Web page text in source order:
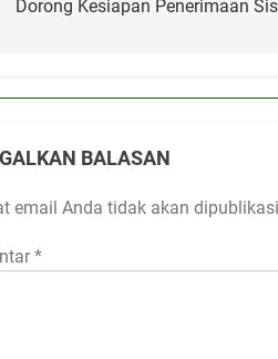
Dorong Kesiapan Penerimaan
BALASAN
email Anda tidak akan
*